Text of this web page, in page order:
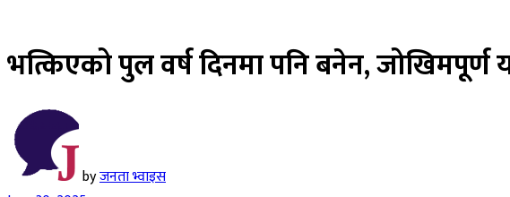
भत्किएको पुल वर्ष दिनमा पनि बनेन, जोखिमपूर्ण
byजनता भ्वाइस